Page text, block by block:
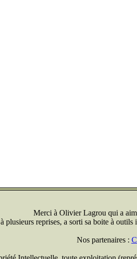
Merci à Olivier Lagrou qui a
plusieurs reprises, a sorti sa boite à
Nos partenaires :